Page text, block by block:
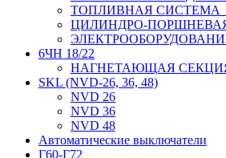
ТОПЛИВНАЯ СИСТЕМА
ЦИЛИНДРО-
6ЧН 18/22
НАГНЕТАЮЩАЯ
SKL (NVD-26, 36, 48)
NVD 26
NVD 36
NVD 48
Автоматические выключатели
Г60-Г72